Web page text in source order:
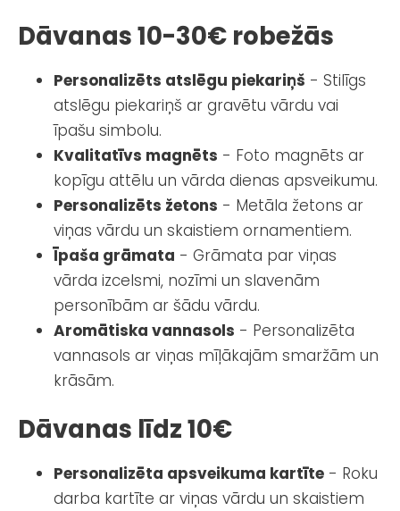
Dāvanas 10-30€ robežās
Personalizēts atslēgu piekariņš - Stilīgs
atslēgu piekariņš ar gravētu vārdu vai
īpašu simbolu.
Kvalitatīvs magnēts - Foto magnēts ar
kopīgu attēlu un vārda dienas apsveikumu.
Personalizēts žetons - Metāla žetons ar
viņas vārdu un skaistiem ornamentiem.
Īpaša grāmata - Grāmata par viņas
vārda izcelsmi, nozīmi un slavenām
personībām ar šādu vārdu.
Aromātiska vannasols - Personalizēta
vannasols ar viņas mīļākajām smaržām un
krāsām.
Dāvanas līdz 10€
Personalizēta apsveikuma kartīte - Roku
darba kartīte ar viņas vārdu un skaistiem